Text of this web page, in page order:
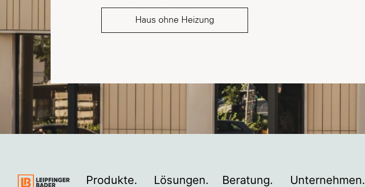
Haus ohne Heizung
Produkte. Lösungen. Beratung. Unternehmen.